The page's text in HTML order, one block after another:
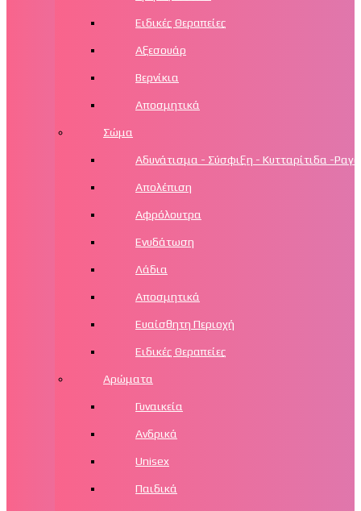
Ειδικές Θεραπείες
Αξεσουάρ
Βερνίκια
Αποσμητικά
Σώμα
Αδυνάτισμα - Σύσφιξη - Κυτταρίτιδα -
Απολέπιση
Αφρόλουτρα
Ενυδάτωση
Λάδια
Αποσμητικά
Ευαίσθητη Περιοχή
Ειδικές Θεραπείες
Αρώματα
Γυναικεία
Ανδρικά
Unisex
Παιδικά